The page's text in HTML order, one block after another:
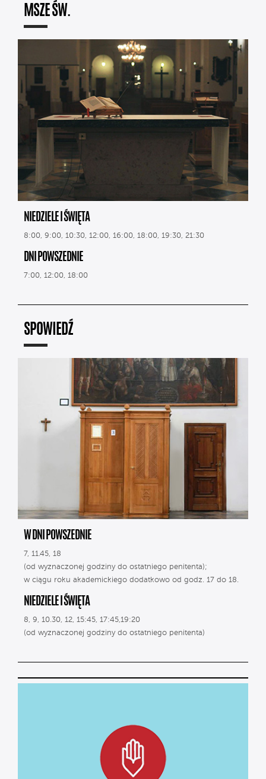
MSZE ŚW.
NIEDZIELE I ŚWIĘTA
8:00, 9:00, 10:30, 12:00, 16:00, 18:00, 19:30, 21:30
DNI POWSZEDNIE
7:00, 12:00, 18:00
SPOWIEDŹ
W DNI POWSZEDNIE
7, 11.45, 18
(od wyznaczonej godziny do ostatniego penitenta);
w ciągu roku akademickiego dodatkowo od godz. 17 do 18.
NIEDZIELE I ŚWIĘTA
8, 9, 10.30, 12, 15:45, 17:45,19:20
(od wyznaczonej godziny do ostatniego penitenta)